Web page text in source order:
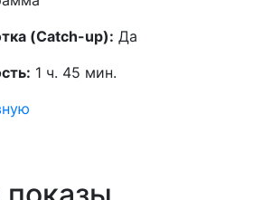
(Catch-up): Да
1 ч. 45 мин.